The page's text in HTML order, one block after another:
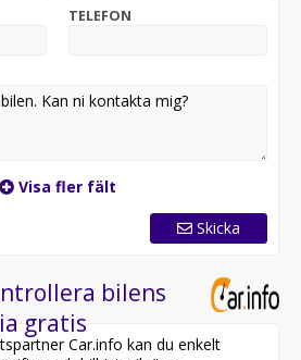
TELEFON
Visa fler fält
Skicka
bilens
gratis
Car.info kan du enkelt